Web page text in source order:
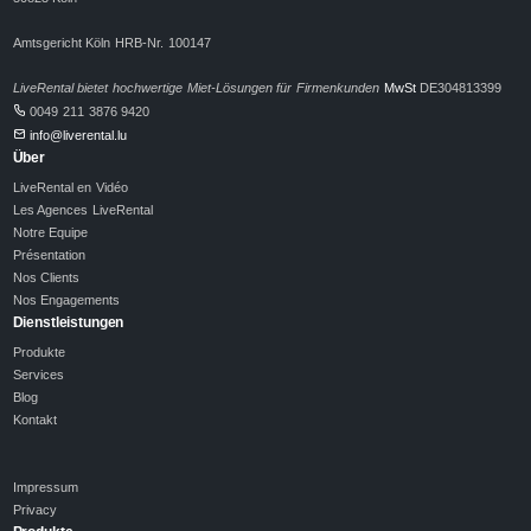
Amtsgericht Köln HRB-Nr. 100147
LiveRental bietet hochwertige Miet-Lösungen für Firmenkunden MwStDE304813399
0049 211 3876 9420
info@liverental.lu
Über
LiveRental en Vidéo
Les Agences LiveRental
Notre Equipe
Présentation
Nos Clients
Nos Engagements
Dienstleistungen
Produkte
Services
Blog
Kontakt
Impressum
Privacy